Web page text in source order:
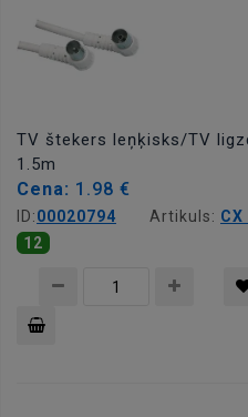
TV štekers leņķisks/TV
1.5m
Cena: 1.98 €
ID:00020794 Artikuls: CX
12